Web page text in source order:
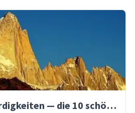
Peru Sehenswürdigkeiten — die 10 schönsten Orte